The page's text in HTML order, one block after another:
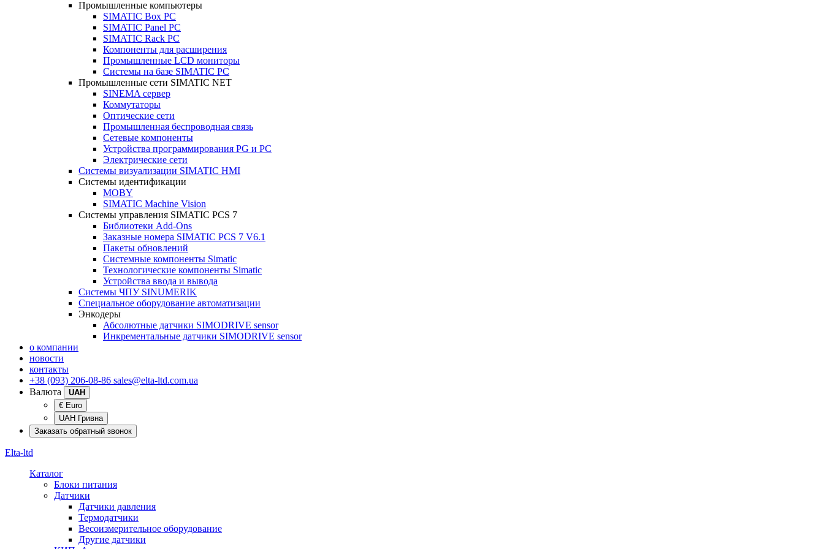
Промышленные компьютеры
SIMATIC Box PC
SIMATIC Panel PС
SIMATIC Rack PC
Компоненты для расширения
Промышленные LCD мониторы
Системы на базе SIMATIC PC
Промышленные сети SIMATIC NET
SINEMA сервер
Коммутаторы
Оптические сети
Промышленная беспроводная связь
Сетевые компоненты
Устройства программирования PG и PC
Электрические сети
Системы визуализации SIMATIC HMI
Системы идентификации
MOBY
SIMATIC Machine Vision
Системы управления SIMATIC PCS 7
Библиотеки Add-Ons
Заказные номера SIMATIC PCS 7 V6.1
Пакеты обновлений
Системные компоненты Simatic
Технологические компоненты Simatic
Устройства ввода и вывода
Системы ЧПУ SINUMERIK
Специальное оборудование автоматизации
Энкодеры
Абсолютные датчики SIMODRIVE sensor
Инкрементальные датчики SIMODRIVE sensor
о компании
новости
контакты
+38 (093) 206-08-86 sales@elta-ltd.com.ua
Валюта
UAH
€ Euro
UAH Гривна
Заказать обратный звонок
Elta-ltd
Каталог
Блоки питания
Датчики
Датчики давления
Термодатчики
Весоизмерительное оборудование
Другие датчики